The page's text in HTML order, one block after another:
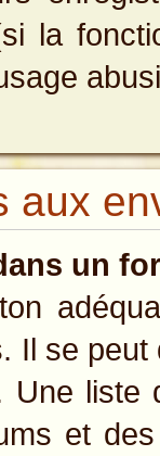
la
aux
un
Il se
Une liste
et